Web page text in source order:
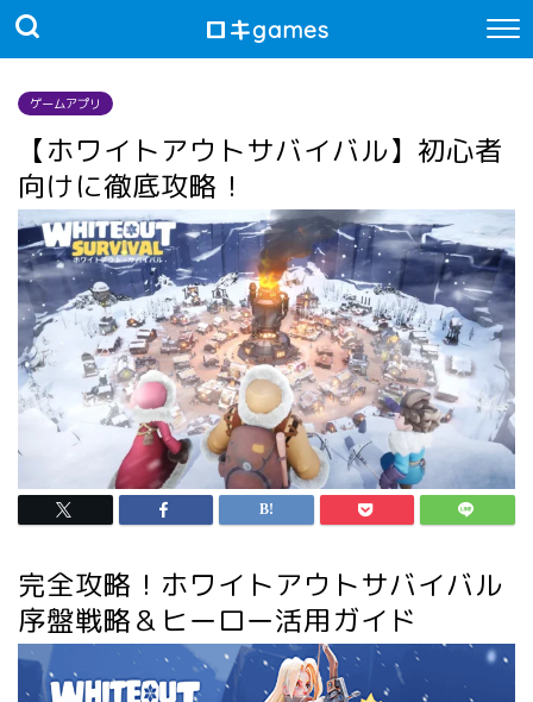
ロキgames
ゲームアプリ
【ホワイトアウトサバイバル】初心者
向けに徹底攻略！
完全攻略！ホワイトアウトサバイバル
序盤戦略＆ヒーロー活用ガイド